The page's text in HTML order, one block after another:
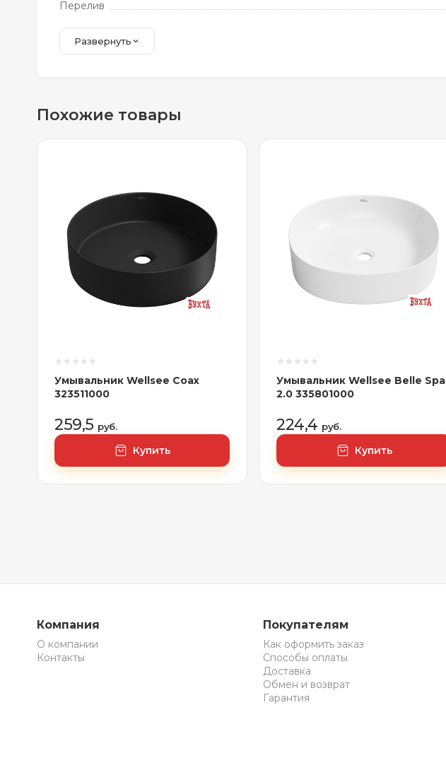
Перелив
Развернуть
Похожие товары
Умывальник Wellsee Coax
323511000
259,5 руб.
Купить
Умывальник Wellsee Belle Spa
2.0 335801000
224,4 руб.
Купить
Компания
О компании
Контакты
Покупателям
Как оформить заказ
Способы оплаты
Доставка
Обмен и возврат
Гарантия